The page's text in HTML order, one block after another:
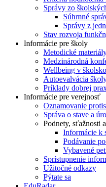
Správy zo
Súhrnné
Správy z
Stav rozvoja
Informácie pre školy
Metodické
Medzinárodná
Wellbeing v
Autoevalvácia
Príklady dobrej
Informácie pre verejnosť
Oznamovanie
Správa o stave a
Podnety, sťažnosti
Informácie k
Podávanie
Vybavené
Sprístupnenie
Užitočné odkazy
Pýtate sa